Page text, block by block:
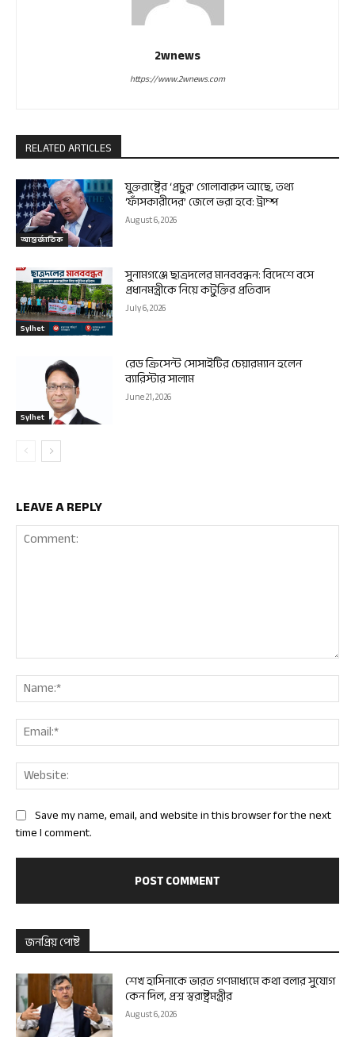
2wnews
https://www.2wnews.com
RELATED ARTICLES
আন্তর্জাতিক
যুক্তরাষ্ট্রের ‘প্রচুর’ গোলাবারুদ আছে, তথ্য
‘ফাঁসকারীদের’ জেলে ভরা হবে: ট্রাম্প
August 6, 2026
Sylhet
সুনামগঞ্জে ছাত্রদলের মানববন্ধন: বিদেশে বসে
প্রধানমন্ত্রীকে নিয়ে কটুক্তির প্রতিবাদ
July 6, 2026
Sylhet
রেড ক্রিসেন্ট সোসাইটির চেয়ারম্যান হলেন
ব্যারিস্টার সালাম
June 21, 2026
LEAVE A REPLY
Comment:
Save my name, email, and website in this browser for the next
time I comment.
জনপ্রিয় পোষ্ট
শেখ হাসিনাকে ভারত গণমাধ্যমে কথা বলার সুযোগ
কেন দিল, প্রশ্ন স্বরাষ্ট্রমন্ত্রীর
August 6, 2026